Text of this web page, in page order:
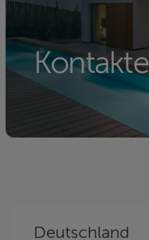
Kontakte
Deutschland